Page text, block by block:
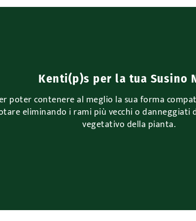
Kenti(p)s per la tua Susino
poter contenere al meglio la sua forma
eliminando i rami più vecchi o danneggiati
vegetativo della pianta.